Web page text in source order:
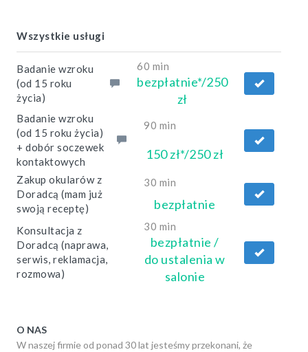
Wszystkie usługi
Badanie wzroku
(od 15 roku
życia)
60 min
bezpłatnie*/250
zł
Badanie wzroku
(od 15 roku życia)
+ dobór soczewek
kontaktowych
90 min
150 zł*/250 zł
Zakup okularów z
Doradcą (mam już
swoją receptę)
30 min
bezpłatnie
Konsultacja z
Doradcą (naprawa,
serwis, reklamacja,
rozmowa)
30 min
bezpłatnie /
do ustalenia w
salonie
O NAS
W naszej firmie od ponad 30 lat jesteśmy przekonani, że